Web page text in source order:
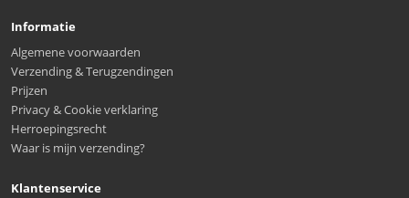
Informatie
Algemene voorwaarden
Verzending & Terugzendingen
Prijzen
Privacy & Cookie verklaring
Herroepingsrecht
Waar is mijn verzending?
Klantenservice